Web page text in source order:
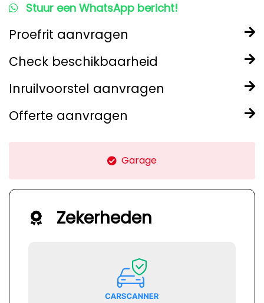
Stuur een WhatsApp bericht!
Proefrit aanvragen
Check beschikbaarheid
Inruilvoorstel aanvragen
Offerte aanvragen
Garage
Zekerheden